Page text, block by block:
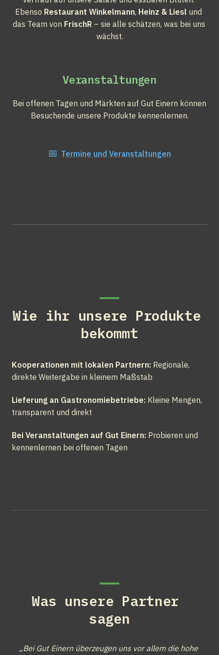
Ebenso Restaurant Winkelmann, Heinz & Liesl und
das Team von FrischR – sie alle schätzen, was bei uns
wächst.
Veranstaltungen
Bei offenen Tagen und Märkten auf Gut Einern können
Besuchende unsere Produkte kennenlernen.
📅 Termine und Veranstaltungen
Wie ihr unsere Produkte
bekommt
Kooperationen mit lokalen Partnern: Regionale,
direkte Weitergabe in kleinem Maßstab
Lieferung an Gastronomiebetriebe: Kleine Mengen,
transparent und direkt
Bei Veranstaltungen auf Gut Einern: Probieren und
kennenlernen bei offenen Tagen
Was unsere Partner
sagen
„Bei Gut Einern überzeugen uns vor allem die hohe